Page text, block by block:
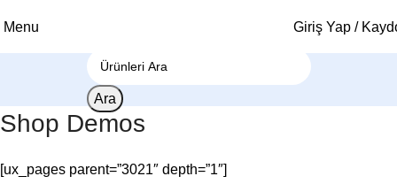
Menu Giriş Yap /
Ara
Shop Demos
[ux_pages parent=”3021″ depth=”1″]